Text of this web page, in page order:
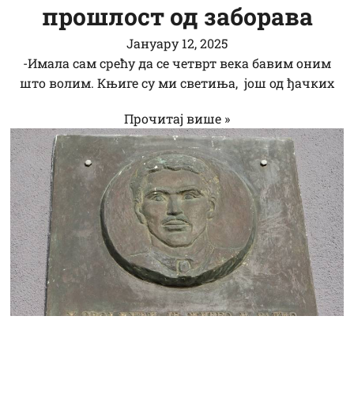
прошлост од заборава
Јануарy 12, 2025
-Имала сам срећу да се четврт века бавим оним
што волим. Књиге су ми светиња, још од ђачких
Прочитај више »